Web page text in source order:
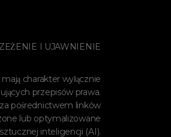
I UJAWNIENIE
mają charakter wyłącznie
przepisów prawa.
pośrednictwem linków
lub optymalizowane
inteligencji (AI).